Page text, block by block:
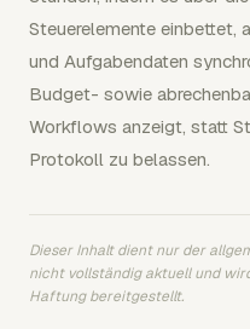
Steuerelemente
und Aufgabendaten
Budget- sowie
Workflows anzeigt, statt
Protokoll zu belassen.
Dieser Inhalt dient nur der
nicht vollständig aktuell und
Haftung bereitgestellt.